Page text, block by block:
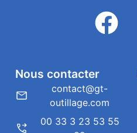
Nous contacter
contact@gt-
outillage.com
00 33 3 23 53 55